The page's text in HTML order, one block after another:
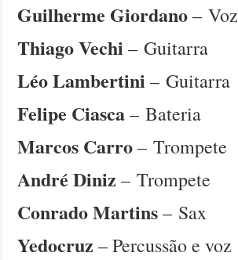
Guilherme Giordano– Voz
Thiago Vechi – Guitarra
Léo Lambertini – Guitarra
Felipe Ciasca– Bateria
Marcos Carro– Trompete
André Diniz – Trompete
Conrado Martins– Sax
Yedocruz – Percussão e voz